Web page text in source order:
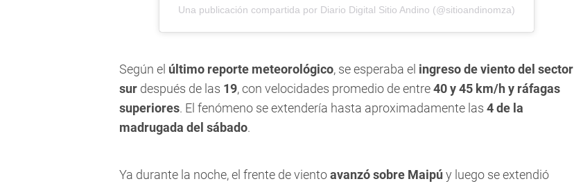
Una publicación compartida por Diario Digital Sitio Andino (@sitioandinomza)
Según el último reporte meteorológico, se esperaba el ingreso de viento del sector
sur después de las 19, con velocidades promedio de entre40 y 45 km/h y ráfagas
superiores. El fenómeno se extendería hasta aproximadamente las 4 de la
madrugada del sábado.
Ya durante la noche, el frente de vientoavanzó sobre Maipú y luego se extendió